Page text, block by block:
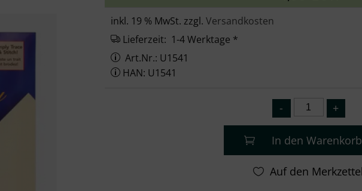
inkl. 19 % MwSt. zzgl. Versandkosten
Lieferzeit: 1-4 Werktage *
Art.Nr.: U1541
HAN: U1541
In den Warenkorb